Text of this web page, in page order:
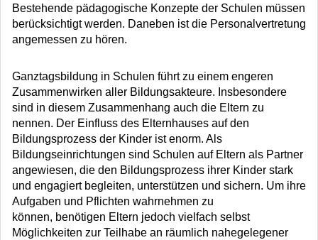
Bestehende pädagogische Konzepte der Schulen müssen
berücksichtigt werden. Daneben ist die Personalvertretung
angemessen zu hören.
Ganztagsbildung in Schulen führt zu einem engeren
Zusammenwirken aller Bildungsakteure. Insbesondere
sind in diesem Zusammenhang auch die Eltern zu
nennen. Der Einfluss des Elternhauses auf den
Bildungsprozess der Kinder ist enorm. Als
Bildungseinrichtungen sind Schulen auf Eltern als Partner
angewiesen, die den Bildungsprozess ihrer Kinder stark
und engagiert begleiten, unterstützen und sichern. Um ihre
Aufgaben und Pflichten wahrnehmen zu
können, benötigen Eltern jedoch vielfach selbst
Möglichkeiten zur Teilhabe an räumlich nahegelegener